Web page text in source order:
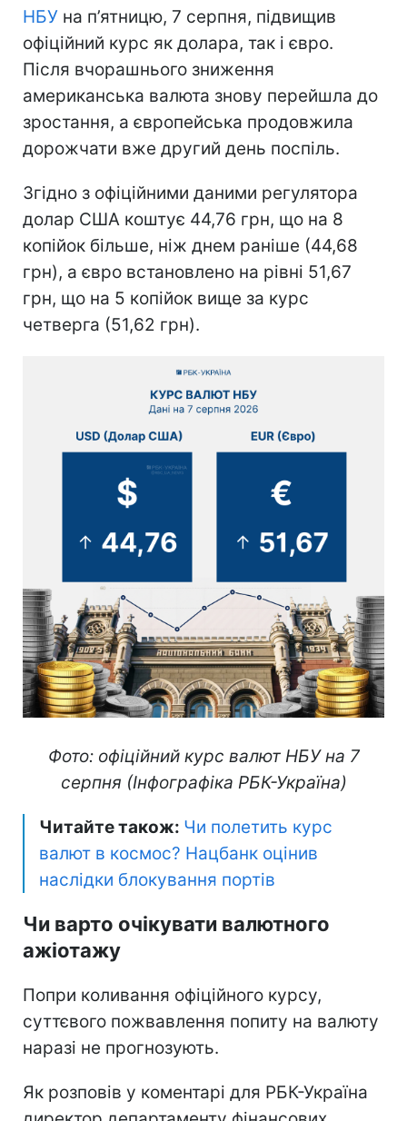
НБУ на п’ятницю, 7 серпня, підвищив
офіційний курс як долара, так і євро.
Після вчорашнього зниження
американська валюта знову перейшла до
зростання, а європейська продовжила
дорожчати вже другий день поспіль.
Згідно з офіційними даними регулятора
долар США коштує 44,76 грн, що на 8
копійок більше, ніж днем раніше (44,68
грн), а євро встановлено на рівні 51,67
грн, що на 5 копійок вище за курс
четверга (51,62 грн).
Фото: офіційний курс валют НБУ на 7
серпня (Інфографіка РБК-Україна)
Читайте також: Чи полетить курс
валют в космос? Нацбанк оцінив
наслідки блокування портів
Чи варто очікувати валютного
ажіотажу
Попри коливання офіційного курсу,
суттєвого пожвавлення попиту на валюту
наразі не прогнозують.
Як розповів у коментарі для РБК-Україна